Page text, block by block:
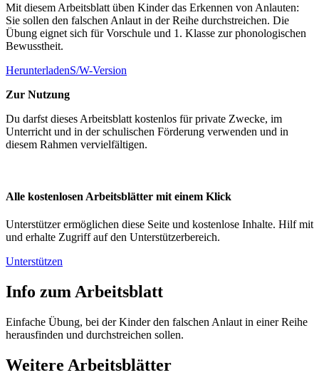
Mit diesem Arbeitsblatt üben Kinder das Erkennen von Anlauten:
Sie sollen den falschen Anlaut in der Reihe durchstreichen. Die
Übung eignet sich für Vorschule und 1. Klasse zur phonologischen
Bewusstheit.
HerunterladenS/W-Version
Zur Nutzung
Du darfst dieses Arbeitsblatt kostenlos für private Zwecke, im
Unterricht und in der schulischen Förderung verwenden und in
diesem Rahmen vervielfältigen.
Alle kostenlosen Arbeitsblätter mit einem Klick
Unterstützer ermöglichen diese Seite und kostenlose Inhalte. Hilf mit
und erhalte Zugriff auf den Unterstützerbereich.
Unterstützen
Info zum Arbeitsblatt
Einfache Übung, bei der Kinder den falschen Anlaut in einer Reihe
herausfinden und durchstreichen sollen.
Weitere Arbeitsblätter